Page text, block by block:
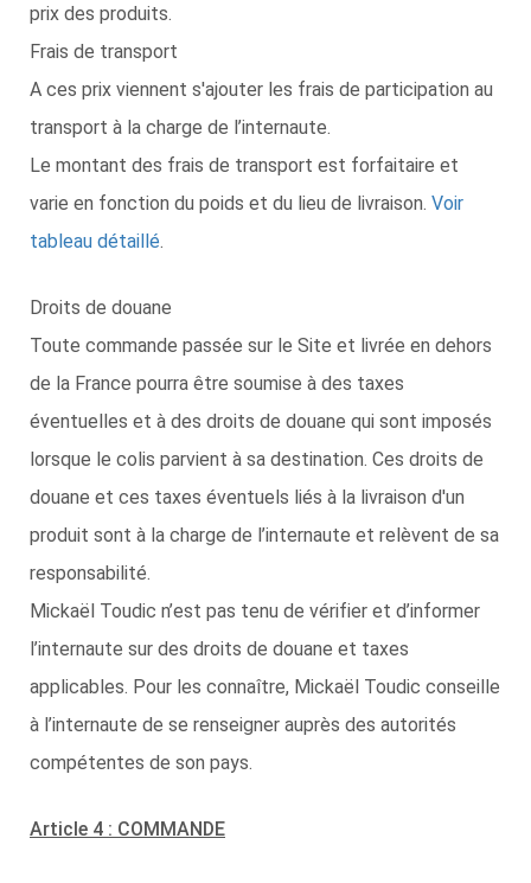
prix des produits.
Frais de transport
A ces prix viennent s'ajouter les frais de participation au
transport à la charge de l’internaute.
Le montant des frais de transport est forfaitaire et
varie en fonction du poids et du lieu de livraison. Voir
tableau détaillé.
Droits de douane
Toute commande passée sur le Site et livrée en dehors
de la France pourra être soumise à des taxes
éventuelles et à des droits de douane qui sont imposés
lorsque le colis parvient à sa destination. Ces droits de
douane et ces taxes éventuels liés à la livraison d'un
produit sont à la charge de l’internaute et relèvent de sa
responsabilité.
Mickaël Toudic n’est pas tenu de vérifier et d’informer
l’internaute sur des droits de douane et taxes
applicables. Pour les connaître, Mickaël Toudic conseille
à l’internaute de se renseigner auprès des autorités
compétentes de son pays.
Article 4 : COMMANDE